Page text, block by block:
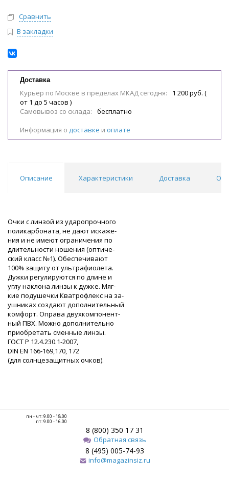
Сравнить
В закладки
Доставка
Курьер по Москве в пределах МКАД сегодня:
1 200 руб. (
от 1 до 5 часов )
Самовывоз со склада:
бесплатно
Информация о доставке и оплате
Описание Характеристики Доставка
Очки с линзой из ударопрочного
поликарбоната, не дают искаже-
ния и не имеют ограничения по
длительности ношения (оптиче-
ский класс №1). Обеспечивают
100% защиту от ультрафиолета.
Дужки регулируются по длине и
углу наклона линзы к дужке. Мяг-
кие подушечки Кватрофлекс на за-
ушниках создают дополнительный
комфорт. Оправа двухкомпонент-
ный ПВХ. Можно дополнительно
приобретать сменные линзы.
ГОСТ P 12.4.230.1-2007,
DIN EN 166-169,170, 172
(для солнцезащитных очков).
пн - чт: 9.00 - 18.00
пт: 9.00 - 16.00
8 (800) 350 17 31
Обратная связь
8 (495) 005-74-93
info@magazinsiz.ru